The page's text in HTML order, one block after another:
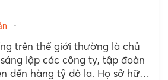
trên thế giới thường là chủ
lập các công ty, tập đoàn
đến hàng tỷ đô la. Họ sở hữu